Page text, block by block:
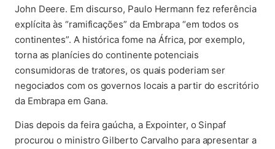
John Deere. Em discurso, Paulo Hermann fez referência
explícita às “ramificações” da Embrapa “em todos os
continentes”. A histórica fome na África, por exemplo,
torna as planícies do continente potenciais
consumidoras de tratores, os quais poderiam ser
negociados com os governos locais a partir do escritório
da Embrapa em Gana.
Dias depois da feira gaúcha, a Expointer, o Sinpaf
procurou o ministro Gilberto Carvalho para apresentar a